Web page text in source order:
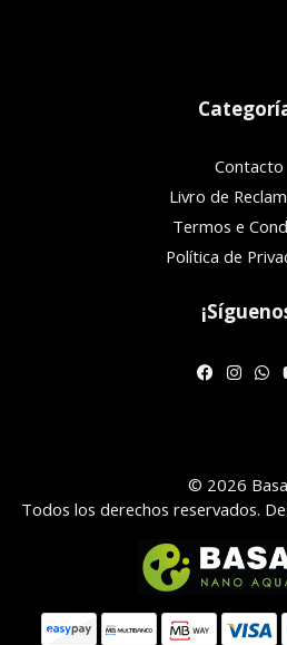
Contacto
Livro de
Termos e
Política de
© 2026
Todos los derechos reservados.